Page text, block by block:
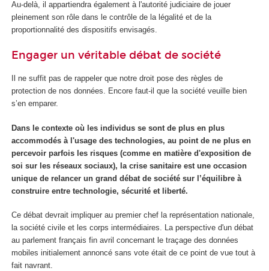
Au-delà, il appartiendra également à l'autorité judiciaire de jouer
pleinement son rôle dans le contrôle de la légalité et de la
proportionnalité des dispositifs envisagés.
Engager un véritable débat de société
Il ne suffit pas de rappeler que notre droit pose des règles de
protection de nos données. Encore faut-il que la société veuille bien
s’en emparer.
Dans le contexte où les individus se sont de plus en plus
accommodés à l'usage des technologies, au point de ne plus en
percevoir parfois les risques (comme en matière d'exposition de
soi sur les réseaux sociaux), la crise sanitaire est une occasion
unique de relancer un grand débat de société sur l’équilibre à
construire entre technologie, sécurité et liberté.
Ce débat devrait impliquer au premier chef la représentation nationale,
la société civile et les corps intermédiaires. La perspective d'un débat
au parlement français fin avril concernant le traçage des données
mobiles initialement annoncé sans vote était de ce point de vue tout à
fait navrant.